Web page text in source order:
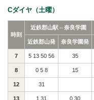
Cダイヤ（土曜）
時刻
近鉄郡山駅⇔奈良学園
近鉄郡山発 奈良学園発
7 5 13 50 56 35
8 0 5 8 15
12 31
13 1 31 0 30